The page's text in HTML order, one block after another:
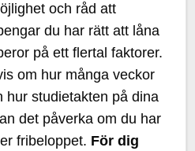
och råd att
du har rätt att låna
på ett flertal faktorer.
om hur många veckor
hur studietakten på dina
det påverka om du har
fribeloppet. För dig